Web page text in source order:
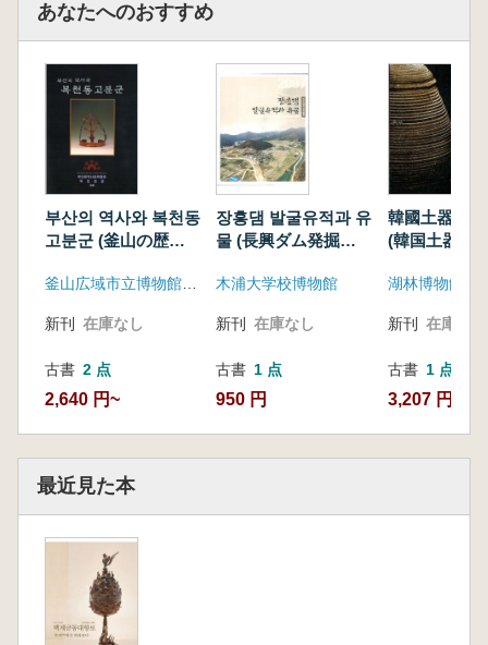
あなたへのおすすめ
부산의 역사와 복천동
고분군 (釜山の歴史
新刊 在庫なし
古書 2 点
2,640 円~
장흥댐 발굴유적과 유
물 (長興ダム発掘遺
木浦大学校博物館
新刊 在庫なし
古書 1 点
950 円
韓國土器의
(韓国土器の
和
湖林博物館
新刊 在庫なし
古書 1 点
3,207 円
最近見た本